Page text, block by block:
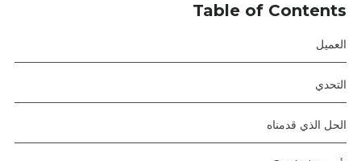
Table of Contents
العميل
التحدي
الحل الذي قدمناه